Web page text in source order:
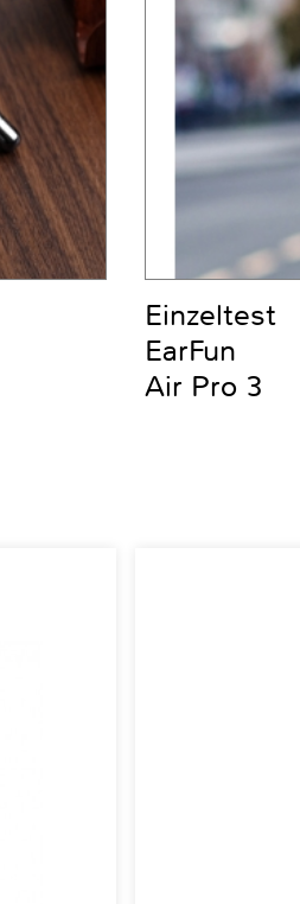
Einzeltest
EarFun
Air Pro 3